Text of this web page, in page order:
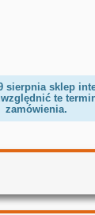
sierpnia sklep
te
zamówienia.